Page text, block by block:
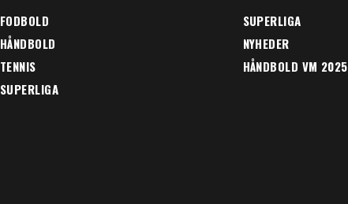
FODBOLD
HÅNDBOLD
TENNIS
SUPERLIGA
SUPERLIGA
NYHEDER
HÅNDBOLD VM 2025